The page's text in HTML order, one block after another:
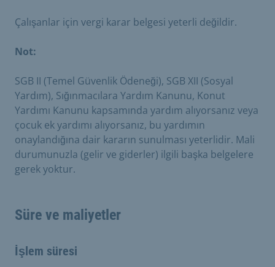
Çalışanlar için vergi karar belgesi yeterli değildir.
Not:
SGB II (Temel Güvenlik Ödeneği), SGB XII (Sosyal
Yardım), Sığınmacılara Yardım Kanunu, Konut
Yardımı Kanunu kapsamında yardım alıyorsanız veya
çocuk ek yardımı alıyorsanız, bu yardımın
onaylandığına dair kararın sunulması yeterlidir. Mali
durumunuzla (gelir ve giderler) ilgili başka belgelere
gerek yoktur.
Süre ve maliyetler
İşlem süresi